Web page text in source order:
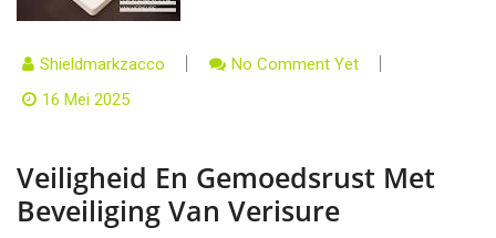
Shieldmarkzacco
No Comment Yet
16 Mei 2025
Veiligheid En Gemoedsrust Met
Beveiliging Van Verisure